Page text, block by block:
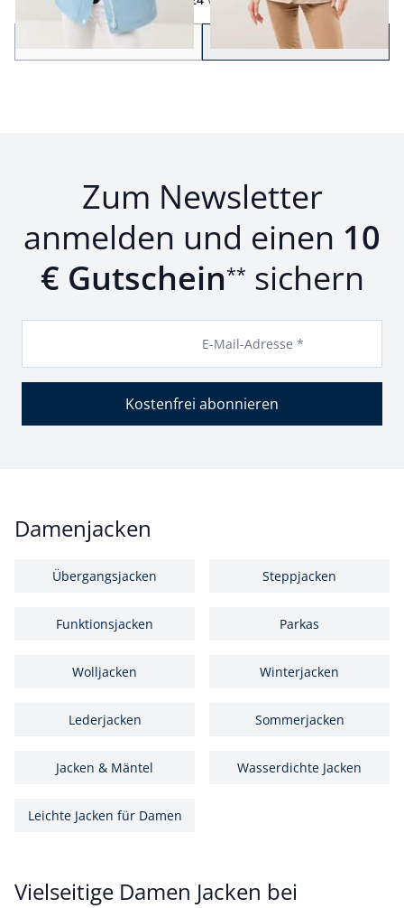
Zurück Weiterzu Seite 2
Zum Newsletter
anmelden und einen 10
€ Gutschein** sichern
E-Mail-Adresse *
Kostenfrei abonnieren
Damenjacken
Übergangsjacken Steppjacken
Funktionsjacken Parkas
Wolljacken Winterjacken
Lederjacken Sommerjacken
Jacken & Mäntel Wasserdichte Jacken
Leichte Jacken für Damen
Vielseitige Damen Jacken bei